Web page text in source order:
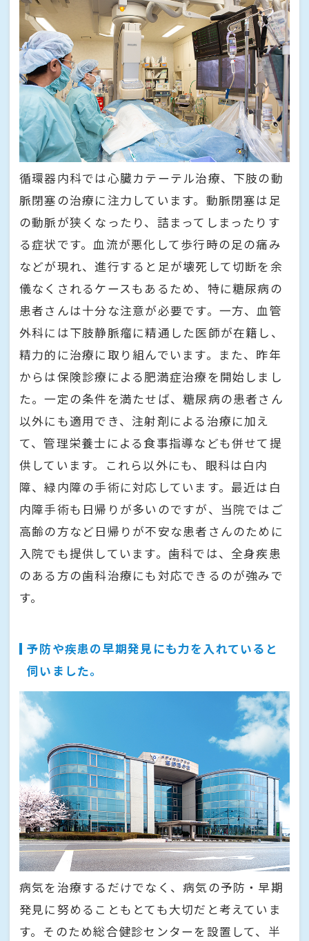
循環器内科では心臓カテーテル治療、下肢の動
脈閉塞の治療に注力しています。動脈閉塞は足
の動脈が狭くなったり、詰まってしまったりす
る症状です。血流が悪化して歩行時の足の痛み
などが現れ、進行すると足が壊死して切断を余
儀なくされるケースもあるため、特に糖尿病の
患者さんは十分な注意が必要です。一方、血管
外科には下肢静脈瘤に精通した医師が在籍し、
精力的に治療に取り組んでいます。また、昨年
からは保険診療による肥満症治療を開始しまし
た。一定の条件を満たせば、糖尿病の患者さん
以外にも適用でき、注射剤による治療に加え
て、管理栄養士による食事指導なども併せて提
供しています。これら以外にも、眼科は白内
障、緑内障の手術に対応しています。最近は白
内障手術も日帰りが多いのですが、当院ではご
高齢の方など日帰りが不安な患者さんのために
入院でも提供しています。歯科では、全身疾患
のある方の歯科治療にも対応できるのが強みで
す。
予防や疾患の早期発見にも力を入れていると
伺いました。
病気を治療するだけでなく、病気の予防・早期
発見に努めることもとても大切だと考えていま
す。そのため総合健診センターを設置して、半